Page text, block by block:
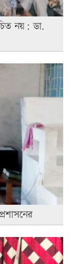
নয়: ডা.